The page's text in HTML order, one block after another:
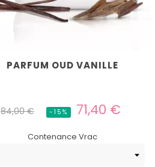
PARFUM OUD VANILLE
Prix
84,00 € -15%
Prix
71,40 €
Contenance Vrac